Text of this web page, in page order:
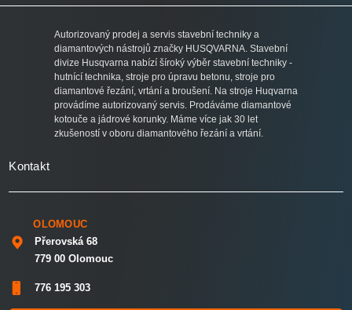
Autorizovaný prodej a servis stavební techniky a
diamantových nástrojů značky HUSQVARNA. Stavební
divize Husqvarna nabízí šíroký výběr stavební techniky -
hutnící technika, stroje pro úpravu betonu, stroje pro
diamantové řezání, vrtání a broušení. Na stroje Huqvarna
provádíme autorizovaný servis. Prodáváme diamantové
kotouče a jádrové korunky. Máme více jak 30 let
zkušeností v oboru diamantového řezání a vrtání.
Kontakt
OLOMOUC
Přerovská 68
779 00 Olomouc
776 195 303